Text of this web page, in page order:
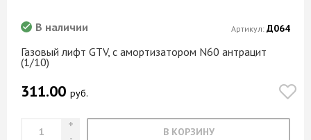
Газовый лифт GTV, с амортизатором N60 антрацит
(1/10)
В наличии
311.00 руб.
В КОРЗИНУ
Артикул: Д064